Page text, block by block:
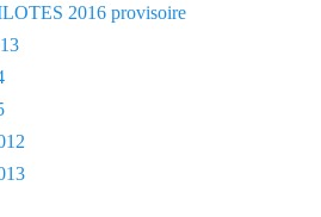
2016 provisoire